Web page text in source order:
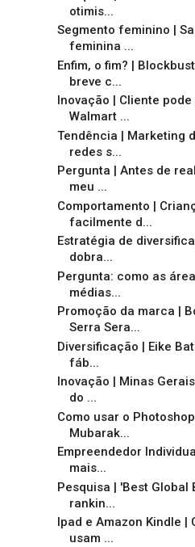
otimis...
Segmento feminino |
feminina ...
Enfim, o fim? |
breve c...
Inovação | Cliente
Walmart ...
Tendência | Marketing
redes s...
Pergunta | Antes de
meu ...
Comportamento |
facilmente d...
Estratégia de
dobra...
Pergunta: como as
médias...
Promoção da marca |
Serra Sera...
Diversificação | Eike
fáb...
Inovação | Minas
do ...
Como usar o
Mubarak...
Empreendedor
mais...
Pesquisa | 'Best Global
rankin...
Ipad e Amazon Kindle
usam ...